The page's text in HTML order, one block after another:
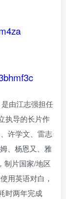
是由江志强担任
执导的长片作
许学文、雷志
、杨恩又、雅
制片国家/地区
用英语对白，
时两年完成